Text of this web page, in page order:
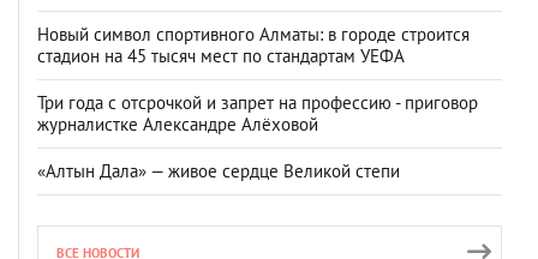
Новый символ спортивного Алматы: в городе строится
стадион на 45 тысяч мест по стандартам УЕФА
Три года с отсрочкой и запрет на профессию - приговор
журналистке Александре Алёховой
«Алтын Дала» — живое сердце Великой степи
ВСЕ НОВОСТИ